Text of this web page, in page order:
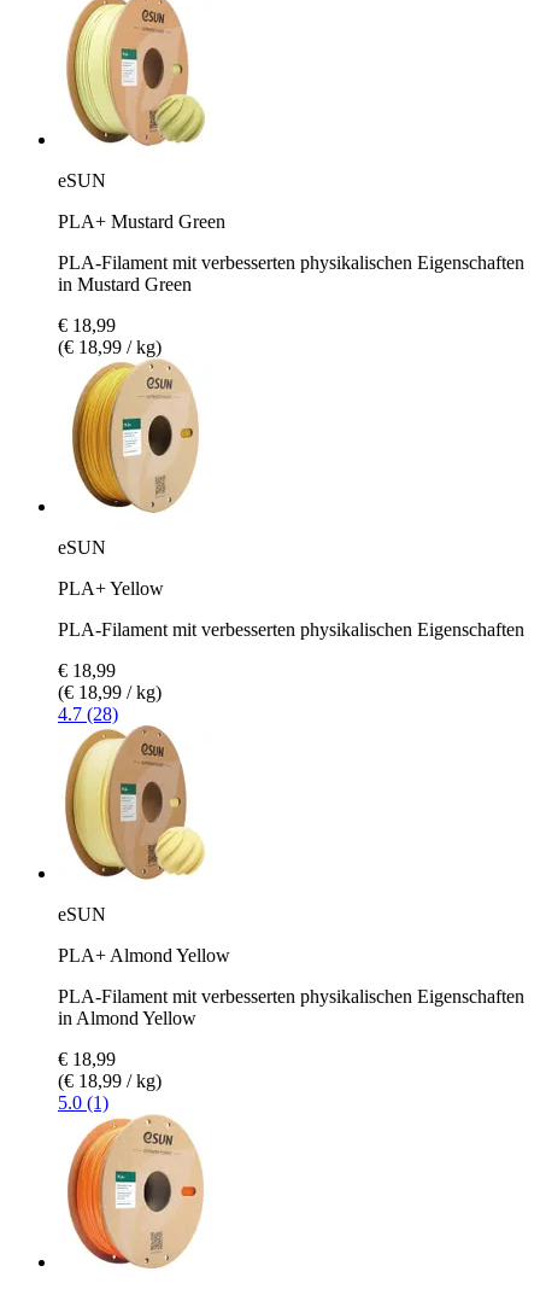
eSUN
PLA+ Mustard Green
PLA-Filament mit verbesserten physikalischen Eigenschaften
in Mustard Green
€ 18,99
(€ 18,99 / kg)
eSUN
PLA+ Yellow
PLA-Filament mit verbesserten physikalischen Eigenschaften
€ 18,99
(€ 18,99 / kg)
4.7 (28)
eSUN
PLA+ Almond Yellow
PLA-Filament mit verbesserten physikalischen Eigenschaften
in Almond Yellow
€ 18,99
(€ 18,99 / kg)
5.0 (1)